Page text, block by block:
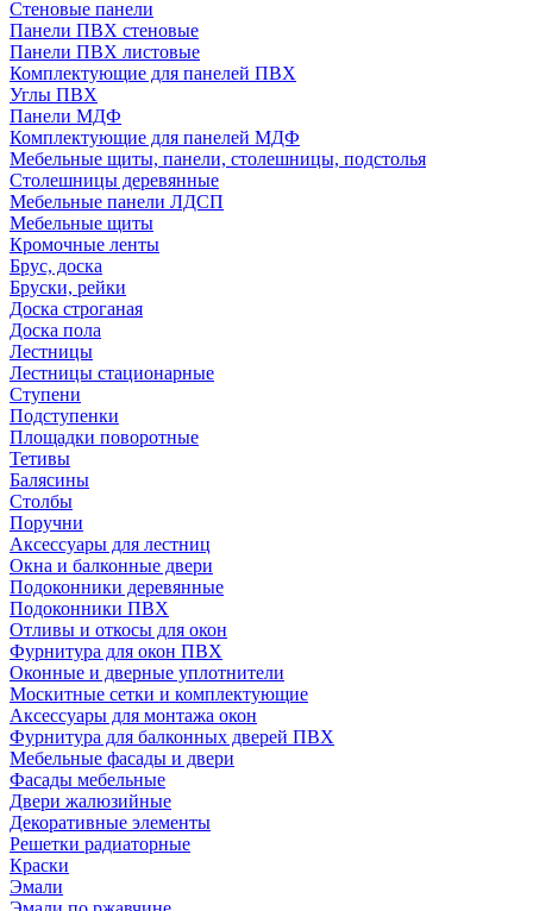
Стеновые панели
Панели ПВХ стеновые
Панели ПВХ листовые
Комплектующие для панелей ПВХ
Углы ПВХ
Панели МДФ
Комплектующие для панелей МДФ
Мебельные щиты, панели, столешницы, подстолья
Столешницы деревянные
Мебельные панели ЛДСП
Мебельные щиты
Кромочные ленты
Брус, доска
Бруски, рейки
Доска строганая
Доска пола
Лестницы
Лестницы стационарные
Ступени
Подступенки
Площадки поворотные
Тетивы
Балясины
Столбы
Поручни
Аксессуары для лестниц
Окна и балконные двери
Подоконники деревянные
Подоконники ПВХ
Отливы и откосы для окон
Фурнитура для окон ПВХ
Оконные и дверные уплотнители
Москитные сетки и комплектующие
Аксессуары для монтажа окон
Фурнитура для балконных дверей ПВХ
Мебельные фасады и двери
Фасады мебельные
Двери жалюзийные
Декоративные элементы
Решетки радиаторные
Краски
Эмали